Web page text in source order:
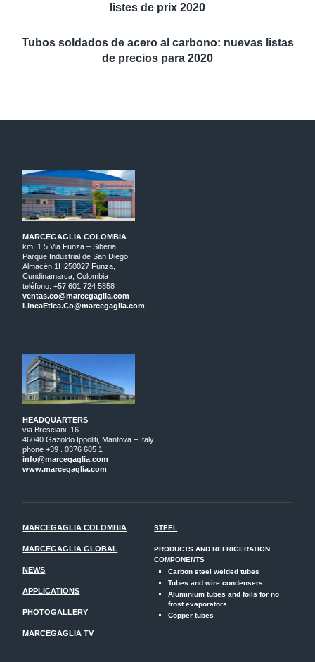
listes de prix 2020
Tubos soldados de acero al carbono: nuevas listas
de precios para 2020
MARCEGAGLIA COLOMBIA
km. 1.5 Via Funza – Siberia
Parque Industrial de San Diego.
Almacén 1H250027 Funza,
Cundinamarca, Colombia
teléfono: +57 601 724 5858
ventas.co@marcegaglia.com
LineaEtica.Co@marcegaglia.com
HEADQUARTERS
via Bresciani, 16
46040 Gazoldo Ippoliti, Mantova – Italy
phone +39 . 0376 685 1
info@marcegaglia.com
www.marcegaglia.com
MARCEGAGLIA COLOMBIA
MARCEGAGLIA GLOBAL
NEWS
APPLICATIONS
PHOTOGALLERY
MARCEGAGLIA TV
STEEL
PRODUCTS AND REFRIGERATION
COMPONENTS
Carbon steel welded tubes
Tubes and wire condensers
Aluminium tubes and foils for no
frost evaporators
Copper tubes